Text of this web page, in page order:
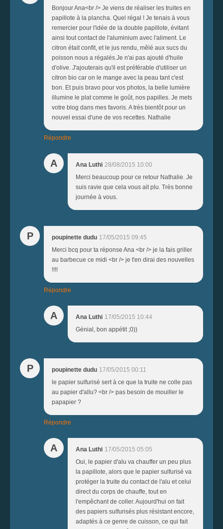
Bonjour Ana<br /> Je viens de réaliser les truites en
papillote à la plancha. Quel régal ! Je tenais à vous
remercier pour l'idée de la double papillote, évitant
ainsi tout contact de l'aluminium avec l'aliment. Le
citron était confit, et le jus rendu, mêlé aux sucs du
poisson nous a régalés.Je n'ai pas ajouté d'huile
d'olive. J'ajouterais qu'il est préférable d'utiliser un
citron bio car on le mange avec la peau tant c'est
bon. Et puis bravo pour vos photos, la belle lumière
illumine le plat comme le goût, nos papilles. Je mets
votre blog dans mes favoris. A très bientôt pour un
nouvel essai d'une de vos recettes. Nathalie
Répondre
A Ana Luthi 28/08/2015 10:00
Merci beaucoup pour ce retour Nathalie. Je
suis ravie que cela vous ait plu. Très bonne
journée à vous.
P poupinette dudu 17/05/2015 09:45
Merci bcq pour ta réponse Ana <br /> je la fais griller
au barbecue ce midi <br /> je t'en dirai des nouvelles
!!!!
Répondre
A Ana Luthi 17/05/2015 10:44
Génial, bon appétit ;0))
P poupinette dudu 17/05/2015 00:11
le papier sulfurisé sert à ce que la truite ne colle pas
au papier d'allu? <br /> pas besoin de mouiller le
papapier ?
Répondre
A Ana Luthi 17/05/2015 05:05
Oui, le papier d'alu va chauffer un peu plus
la papillote, alors que le papier sulfurisé va
protéger la truite du contact de l'alu et celui
direct du corps de chauffe, tout en
l'empêchant de coller. Aujourd'hui on fait
des papiers sulfurisés plus résistant encore,
adaptés à ce genre de cuisson, ce qui fait